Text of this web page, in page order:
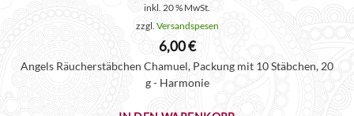
inkl. 20 % MwSt.
zzgl. Versandspesen
6,00€
Angels Räucherstäbchen Chamuel, Packung mit 10 Stäbchen, 20
g - Harmonie